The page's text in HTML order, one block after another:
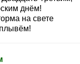
днём!
на свете